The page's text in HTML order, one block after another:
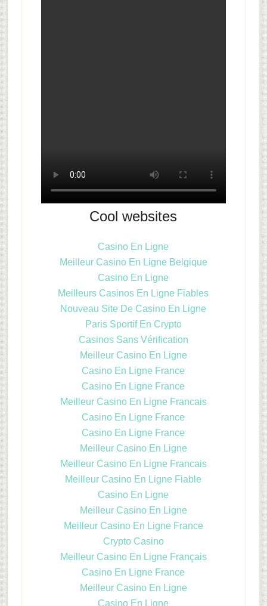
Cool websites
Casino En Ligne
Meilleur Casino En Ligne Belgique
Casino En Ligne
Meilleurs Casinos En Ligne Fiables
Nouveau Site De Casino En Ligne
Paris Sportif En Crypto
Casinos Sans Vérification
Meilleur Casino En Ligne
Casino En Ligne France
Casino En Ligne France
Meilleur Casino En Ligne Francais
Casino En Ligne France
Casino En Ligne France
Meilleur Casino En Ligne
Meilleur Casino En Ligne Francais
Meilleur Casino En Ligne Fiable
Casino En Ligne
Meilleur Casino En Ligne
Meilleur Casino En Ligne France
Crypto Casino
Meilleur Casino En Ligne Français
Casino En Ligne France
Meilleur Casino En Ligne
Casino En Ligne